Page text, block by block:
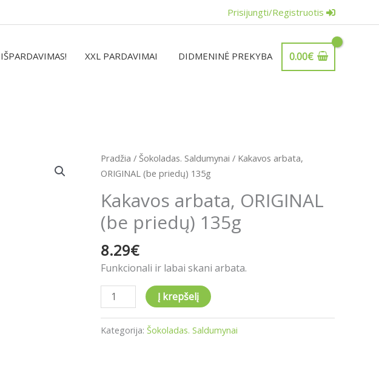
Prisijungti/Registruotis
IŠPARDAVIMAS! XXL PARDAVIMAI DIDMENINĖ PREKYBA 0.00€
Pradžia / Šokoladas. Saldumynai / Kakavos arbata,
ORIGINAL (be priedų) 135g
Kakavos arbata, ORIGINAL
(be priedų) 135g
8.29€
Funkcionali ir labai skani arbata.
produkto
kiekis:
arbata,
ORIGINAL
(be
priedų)
135g
Į krepšelį
Kategorija:Šokoladas. Saldumynai